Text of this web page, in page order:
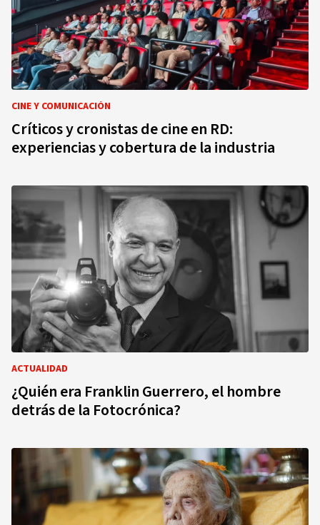
CINE Y COMUNICACIÓN
Críticos y cronistas de cine en RD:
experiencias y cobertura de la industria
ACTUALIDAD
¿Quién era Franklin Guerrero, el hombre
detrás de la Fotocrónica?